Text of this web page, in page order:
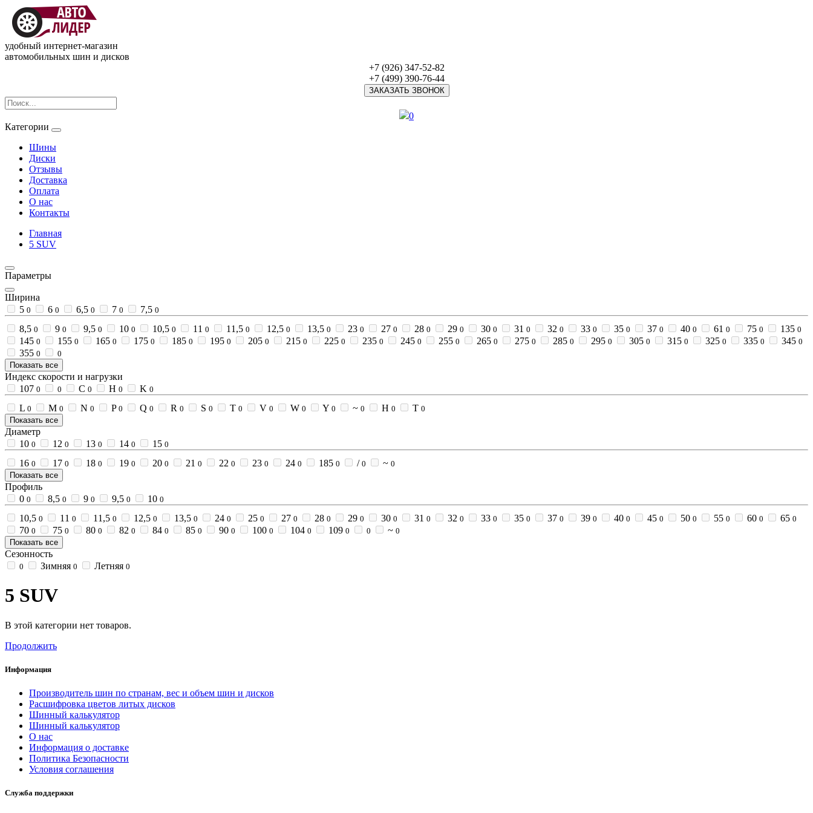
удобный интернет-магазин
автомобильных шин и дисков
+7 (926) 347-52-82
+7 (499) 390-76-44
ЗАКАЗАТЬ ЗВОНОК
0
Категории
Шины
Диски
Отзывы
Доставка
Оплата
О нас
Контакты
Главная
5 SUV
Параметры
Ширина
5 0 6 0 6,5 0 7 0 7,5 0
8,5 0 9 0 9,5 0 10 0 10,5 0 11 0 11,5 0 12,5 0 13,5 0 23 0 27 0 28 0 29 0 30 0 31 0 32 0 33 0 35 0 37 0 40 0 61 0 75 0 135 0
145 0 155 0 165 0 175 0 185 0 195 0 205 0 215 0 225 0 235 0 245 0 255 0 265 0 275 0 285 0 295 0 305 0 315 0 325 0 335 0 345 0
355 0
0
Показать все
Индекс скорости и нагрузки
107 0 0 C 0 H 0 K 0
L 0 M 0 N 0 P 0 Q 0 R 0 S 0 T 0 V 0 W 0 Y 0 ~ 0 Н 0 Т 0
Показать все
Диаметр
10 0 12 0 13 0 14 0 15 0
16 0 17 0 18 0 19 0 20 0 21 0 22 0 23 0 24 0 185 0 / 0 ~ 0
Показать все
Профиль
0 0 8,5 0 9 0 9,5 0 10 0
10,5 0 11 0 11,5 0 12,5 0 13,5 0 24 0 25 0 27 0 28 0 29 0 30 0 31 0 32 0 33 0 35 0 37 0 39 0 40 0 45 0 50 0 55 0 60 0 65 0
70 0 75 0 80 0 82 0 84 0 85 0 90 0 100 0 104 0 109 0 0 ~ 0
Показать все
Сезонность
0 Зимняя 0 Летняя 0
5 SUV
В этой категории нет товаров.
Продолжить
Информация
Производитель шин по странам, вес и объем шин и дисков
Расшифровка цветов литых дисков
Шинный калькулятор
Шинный калькулятор
О нас
Информация о доставке
Политика Безопасности
Условия соглашения
Служба поддержки